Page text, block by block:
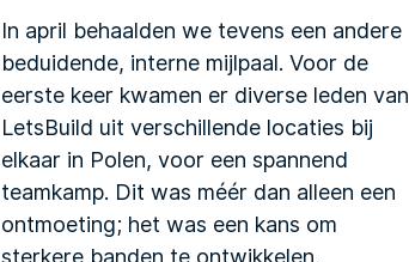
In april behaalden we tevens een andere
beduidende, interne mijlpaal. Voor de
eerste keer kwamen er diverse leden van
LetsBuild uit verschillende locaties bij
elkaar in Polen, voor een spannend
teamkamp. Dit was méér dan alleen een
ontmoeting; het was een kans om